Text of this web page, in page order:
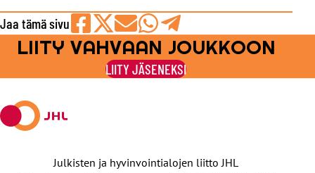
Jaa tämä sivu
Jaa
Facebookissa
Jaa
viestipalvelu
X:ssä
Jaa
sähköpostilla
Jaa
WhatsAppilla
Jaa
Telegramilla
LIITY VAHVAAN JOUKKOON
LIITY JÄSENEKSI
Julkisten ja hyvinvointialojen liitto JHL